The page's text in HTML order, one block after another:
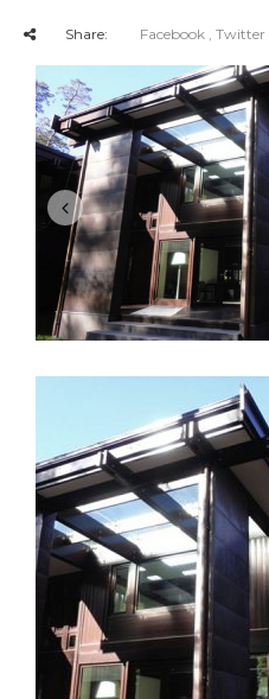
Share: Facebook , Twitter